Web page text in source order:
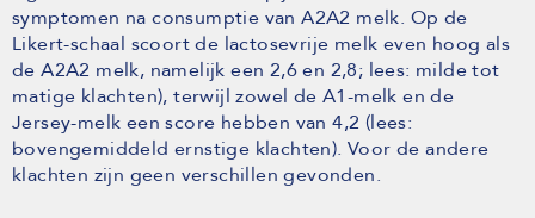
symptomen na consumptie van A2A2 melk. Op de
Likert-schaal scoort de lactosevrije melk even hoog als
de A2A2 melk, namelijk een 2,6 en 2,8; lees: milde tot
matige klachten), terwijl zowel de A1-melk en de
Jersey-melk een score hebben van 4,2 (lees:
bovengemiddeld ernstige klachten). Voor de andere
klachten zijn geen verschillen gevonden.